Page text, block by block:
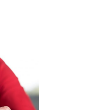
mascotas